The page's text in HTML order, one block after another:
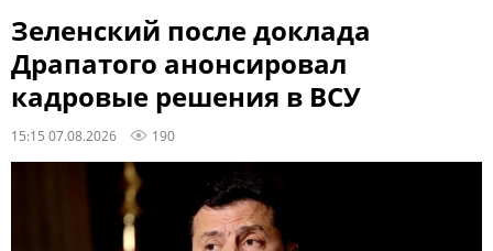
Зеленский после доклада
Драпатого анонсировал
кадровые решения в ВСУ
15:15 07.08.2026 190